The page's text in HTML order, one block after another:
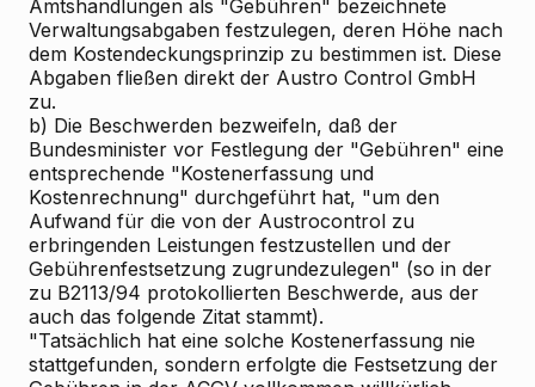
Amtshandlungen als "Gebühren" bezeichnete
Verwaltungsabgaben festzulegen, deren Höhe nach
dem Kostendeckungsprinzip zu bestimmen ist. Diese
Abgaben fließen direkt der Austro Control GmbH
zu.
b) Die Beschwerden bezweifeln, daß der
Bundesminister vor Festlegung der "Gebühren" eine
entsprechende "Kostenerfassung und
Kostenrechnung" durchgeführt hat, "um den
Aufwand für die von der Austrocontrol zu
erbringenden Leistungen festzustellen und der
Gebührenfestsetzung zugrundezulegen" (so in der
zu B2113/94 protokollierten Beschwerde, aus der
auch das folgende Zitat stammt).
"Tatsächlich hat eine solche Kostenerfassung nie
stattgefunden, sondern erfolgte die Festsetzung der